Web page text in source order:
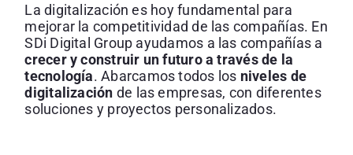
La digitalización es hoy fundamental para
mejorar la competitividad de las compañías. En
SDi Digital Group ayudamos a las compañías a
crecer y construir un futuro a través de la
tecnología. Abarcamos todos los niveles de
digitalización de las empresas, con diferentes
soluciones y proyectos personalizados.